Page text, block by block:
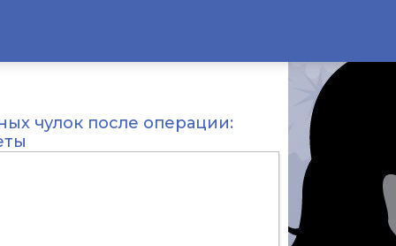
чулок после операции: